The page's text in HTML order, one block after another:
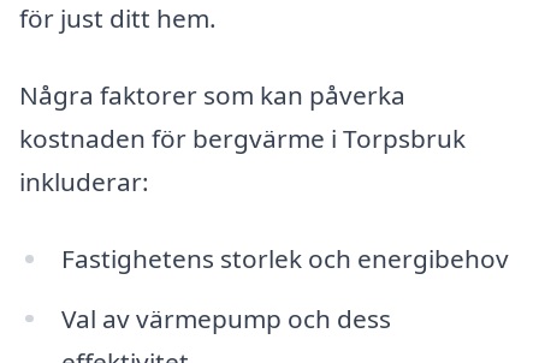
för just ditt hem.
Några faktorer som kan påverka
kostnaden för bergvärme i Torpsbruk
inkluderar:
Fastighetens storlek och energibehov
Val av värmepump och dess